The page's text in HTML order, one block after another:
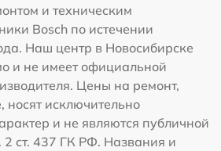
и техническим
Bosch по истечении
Наш центр в Новосибирске
и не имеет официальной
Цены на ремонт,
носят исключительно
и не являются публичной
2 ст. 437 ГК РФ. Названия и